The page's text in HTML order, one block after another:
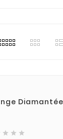
  